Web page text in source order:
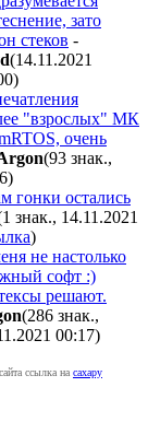
зато
стеков -
(14.11.2021
)
"взрослых" МК
очень
(93 знак.,
)
гонки остались
знак., 14.11.2021
)
не настолько
софт :)
решают.
(286 знак.,
00:17)
ссылка на caxapу